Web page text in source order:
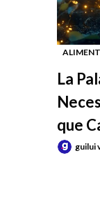
La
que
guilui